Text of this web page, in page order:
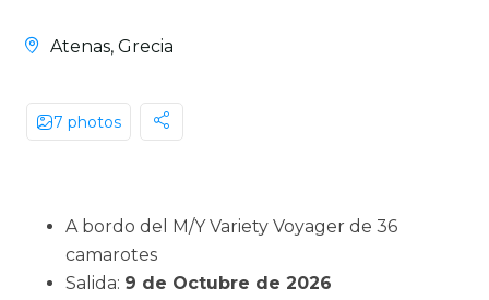
Atenas, Grecia
7 photos
A bordo del M/Y Variety Voyager de 36
camarotes
Salida: 9 de Octubre de 2026